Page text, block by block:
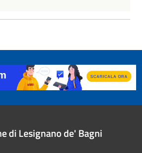
di Lesignano de' Bagni